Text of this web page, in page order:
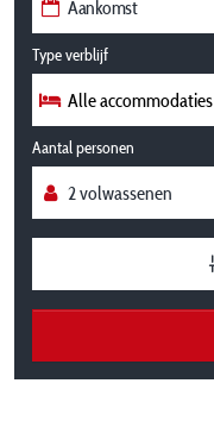
Type verblijf
Alle accommodaties
Aantal personen